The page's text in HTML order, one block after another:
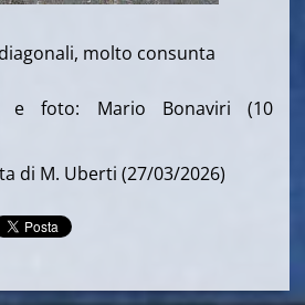
molto consunta
e foto: Mario Bonaviri (10
di M. Uberti (27/03/2026)